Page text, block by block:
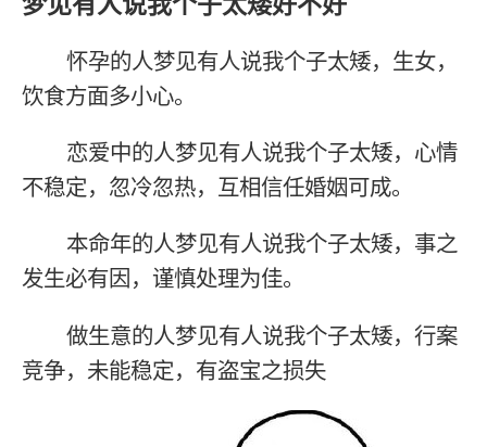
怀孕的人梦见有人说我个子太矮，生女，
饮食方面多小心。
恋爱中的人梦见有人说我个子太矮，心情
不稳定，忽冷忽热，互相信任婚姻可成。
本命年的人梦见有人说我个子太矮，事之
发生必有因，谨慎处理为佳。
做生意的人梦见有人说我个子太矮，行案
竞争，未能稳定，有盗宝之损失